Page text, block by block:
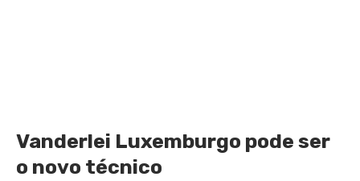
Vanderlei Luxemburgo pode ser
o novo técnico